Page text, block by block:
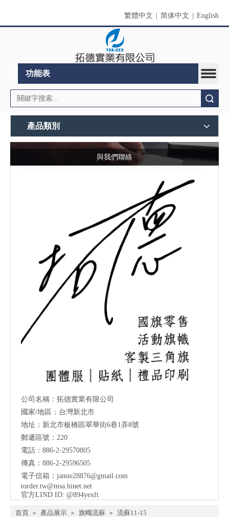
繁體中文 简体中文 English
功能表
產品類別
與我們聯絡
公司名稱：拓德實業有限公司
國家/地區：台灣新北市
地址：新北市板橋區翠華街6巷1弄8號
郵遞區號：220
電話：886-2-29570805
傳真：886-2-29596505
電子信箱： jamie28876@gmail.com
torder.tw@msa.hinet.net
官方LIND ID: @894yexft
首頁 » 產品展示 » 旗幟流蘇 » 流蘇11-15